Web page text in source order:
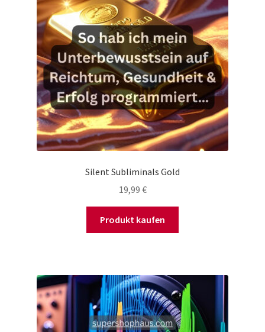
Silent Subliminals Gold
19,99 €
Produkt kaufen